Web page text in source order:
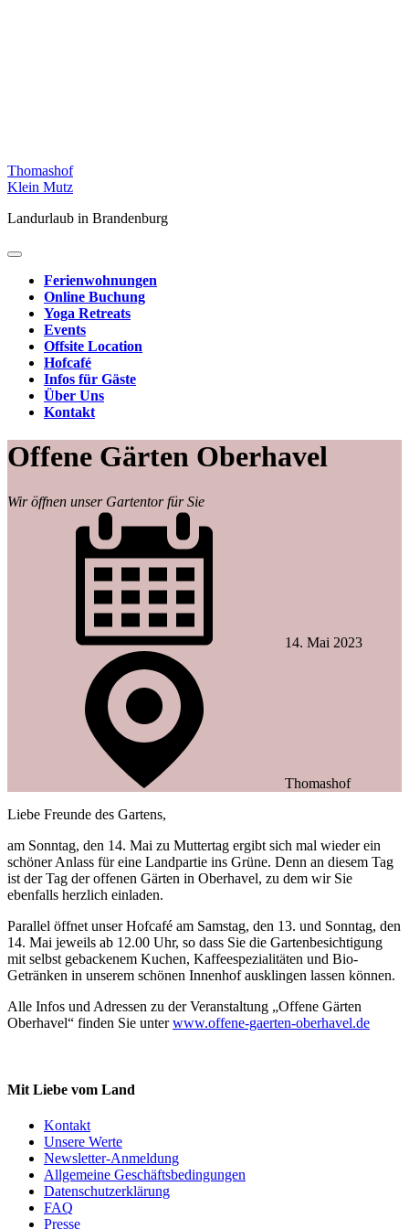
Skip
to
Thomashof
Klein Mutz
Landurlaub in Brandenburg
Ferienwohnungen
Online Buchung
Yoga Retreats
Events
Offsite Location
Hofcafé
Infos für Gäste
Über Uns
Kontakt
Offene Gärten Oberhavel
Wir öffnen unser Gartentor für Sie
14. Mai 2023
Thomashof
Liebe Freunde des Gartens,
am Sonntag, den 14. Mai zu Muttertag ergibt sich mal wieder ein
schöner Anlass für eine Landpartie ins Grüne. Denn an diesem Tag
ist der Tag der offenen Gärten in Oberhavel, zu dem wir Sie
ebenfalls herzlich einladen.
Parallel öffnet unser Hofcafé am Samstag, den 13. und Sonntag, den
14. Mai jeweils ab 12.00 Uhr, so dass Sie die Gartenbesichtigung
mit selbst gebackenem Kuchen, Kaffeespezialitäten und Bio-
Getränken in unserem schönen Innenhof ausklingen lassen können.
Alle Infos und Adressen zu der Veranstaltung „Offene Gärten
Oberhavel“ finden Sie unterwww.offene-gaerten-oberhavel.de
Mit Liebe vom Land
Kontakt
Unsere Werte
Newsletter-Anmeldung
Allgemeine Geschäftsbedingungen
Datenschutzerklärung
FAQ
Presse